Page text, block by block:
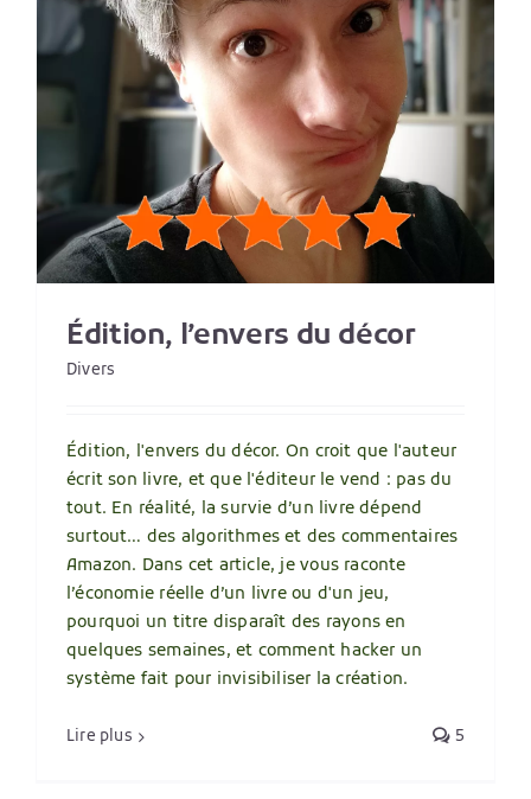
Édition, l’envers du décor
Divers
Édition, l'envers du décor. On croit que l'auteur
écrit son livre, et que l'éditeur le vend : pas du
tout. En réalité, la survie d’un livre dépend
surtout… des algorithmes et des commentaires
Amazon. Dans cet article, je vous raconte
l’économie réelle d’un livre ou d'un jeu,
pourquoi un titre disparaît des rayons en
quelques semaines, et comment hacker un
système fait pour invisibiliser la création.
Lire plus 5